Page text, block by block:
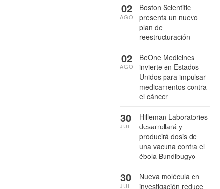
Boston Scientific
presenta un nuevo
plan de
reestructuración
02
AGO
BeOne Medicines
invierte en Estados
Unidos para impulsar
medicamentos contra
el cáncer
02
AGO
Hilleman Laboratories
desarrollará y
producirá dosis de
una vacuna contra el
ébola Bundibugyo
30
JUL
Nueva molécula en
investigación reduce
30
JUL